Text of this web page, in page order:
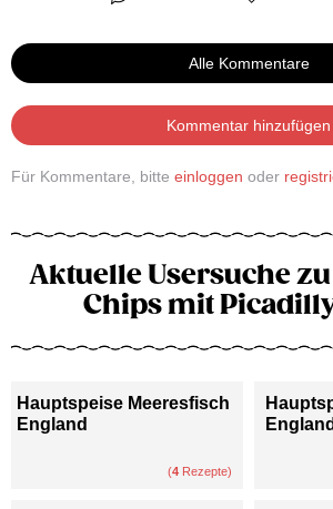
Alle Kommentare
Kommentar hinzufügen
Für Kommentare, bitte einloggen oder
Aktuelle Usersuche
Chips mit
Hauptspeise Meeresfisch
England
(4 Rezepte)
England